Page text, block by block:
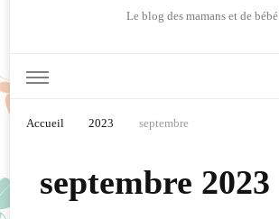
Le blog des mamans et de bébé
Accueil 2023 septembre
septembre 2023